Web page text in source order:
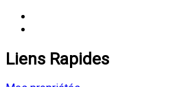
Liens Rapides